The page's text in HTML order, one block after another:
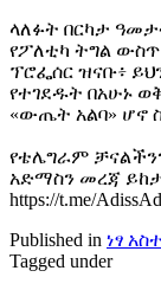
ላለፉት በርካታ
የፖለቲካ ትግል
ፕሮፌሰር ዝናቡ፥
የተገደዱት በአሁኑ
«ውጤት አልባ» ሆኖ
የቴሌግራም
አድማስን መረጃ
https://t.me/
Published in ነፃ
Tagged under